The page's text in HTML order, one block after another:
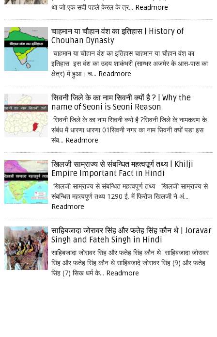
था जो एक सदी पहले केरल के त्र... Readmore
चाहमान या चौहान वंश का इतिहास | History of
Chouhan Dynasty
चाहमान या चौहान वंश का इतिहास चाहमान या चौहान वंश का
इतिहास इस वंश का उदय शाकंभरी (साम्भर अजमेर के आस-पास का
क्षेत्र) में हुआ। च... Readmore
सिवनी जिले के का नाम सिवनी क्यों है ? | Why the
name of Seoni is Seoni Reason
सिवनी जिले के का नाम सिवनी क्यों है ?सिवनी जिले के नामकरण के
संबंध में धारणा धारणा 01सिवनी नगर का नाम सिवनी क्यों पडा इस
संब... Readmore
खिलजी साम्राज्य से संबन्धित महत्वपूर्ण तथ्य | Khilji
Empire Important Fact in Hindi
खिलजी साम्राज्य से संबन्धित महत्वपूर्ण तथ्य खिलजी साम्राज्य से
संबन्धित महत्वपूर्ण तथ्य 1290 ई. में फिरोज खिलजी ने अं...
Readmore
साहिबजादा जोरावर सिंह और फतेह सिंह कौन थे | Joravar
Singh and Fateh Singh in Hindi
साहिबजादा जोरावर सिंह और फतेह सिंह कौन थे साहिबजादा जोरावर
सिंह और फतेह सिंह कौन थे साहिबजादे जोरावर सिंह (9) और फतेह
सिंह (7) सिख धर्म के... Readmore